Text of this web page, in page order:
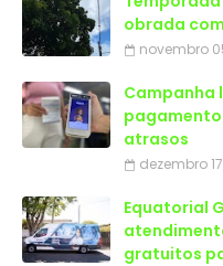
obrada
novembro
Campanha
atrasos
dezembro
Equatorial
gratuitos